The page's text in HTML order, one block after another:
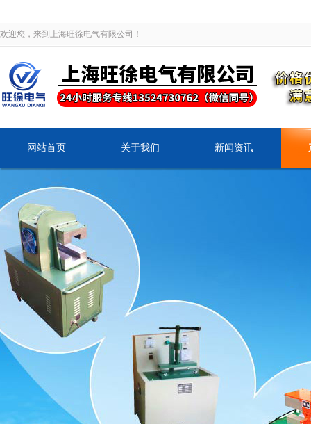
欢迎您，来到上海旺徐电气有限公司！
网站首页 关于我们 新闻资讯